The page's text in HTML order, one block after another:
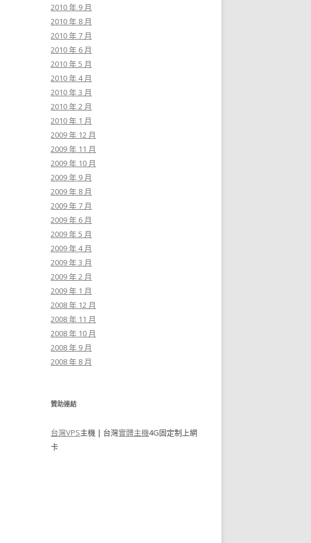
2010 年 9 月
2010 年 8 月
2010 年 7 月
2010 年 6 月
2010 年 5 月
2010 年 4 月
2010 年 3 月
2010 年 2 月
2010 年 1 月
2009 年 12 月
2009 年 11 月
2009 年 10 月
2009 年 9 月
2009 年 8 月
2009 年 7 月
2009 年 6 月
2009 年 5 月
2009 年 4 月
2009 年 3 月
2009 年 2 月
2009 年 1 月
2008 年 12 月
2008 年 11 月
2008 年 10 月
2008 年 9 月
2008 年 8 月
贊助連結
台灣VPS主機 | 台灣實體主機4G固定制上網
卡